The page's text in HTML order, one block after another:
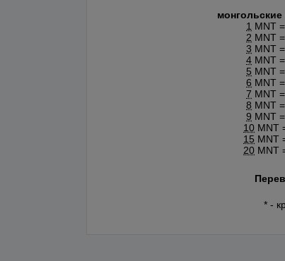
1 MNT
2 MNT
3 MNT
4 MNT
5 MNT
6 MNT
7 MNT
8 MNT
9 MNT
10 MNT
15 MNT
20 MNT
* -